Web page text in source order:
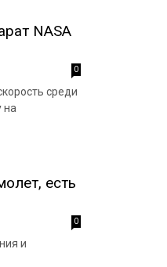
NASA
0
среди
на
есть
0
и